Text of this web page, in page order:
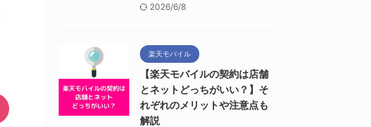
2026/6/8
楽天モバイル
【楽天モバイルの契約は店舗
とネットどっちがいい？】そ
れぞれのメリットや注意点も
解説